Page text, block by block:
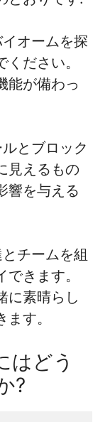
オームを探
ださい。
能が備わっ
とブロック
見えるもの
響を与える
チームを組
きます。
に素晴らし
す。
はどう
?